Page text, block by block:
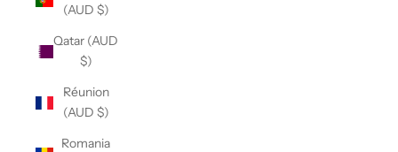
(AUD $)
Qatar (AUD
$)
Réunion
(AUD $)
Romania